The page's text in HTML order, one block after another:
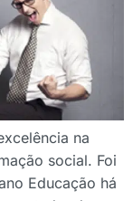
na
social. Foi
Educação há